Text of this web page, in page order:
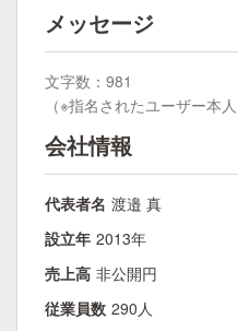
メッセージ
文字数：981
（※指名されたユーザー本
会社情報
代表者名 渡邉 真
設立年 2013年
売上高 非公開円
従業員数 290人